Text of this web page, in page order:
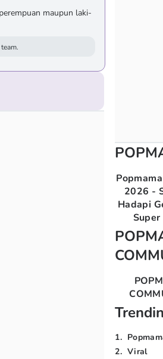
maupun laki-
2026 -
Hadapi
1.
2. Viral